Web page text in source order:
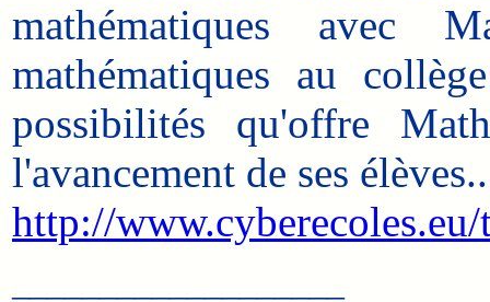
mathématiques avec
mathématiques au
possibilités qu'offre
l'avancement de ses
http://